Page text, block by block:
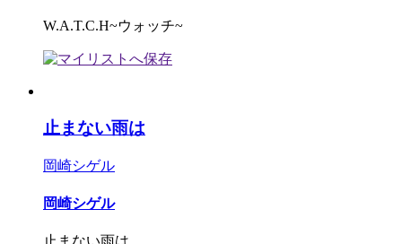
W.A.T.C.H~ウォッチ~
止まない雨は
岡崎シゲル
岡崎シゲル
止まない雨は